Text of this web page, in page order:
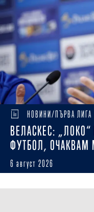
НОВИНИ/ПЪРВА ЛИГА
ВЕЛАСКЕС:
ФУТБОЛ, ОЧАКВАМ
6 август 2026